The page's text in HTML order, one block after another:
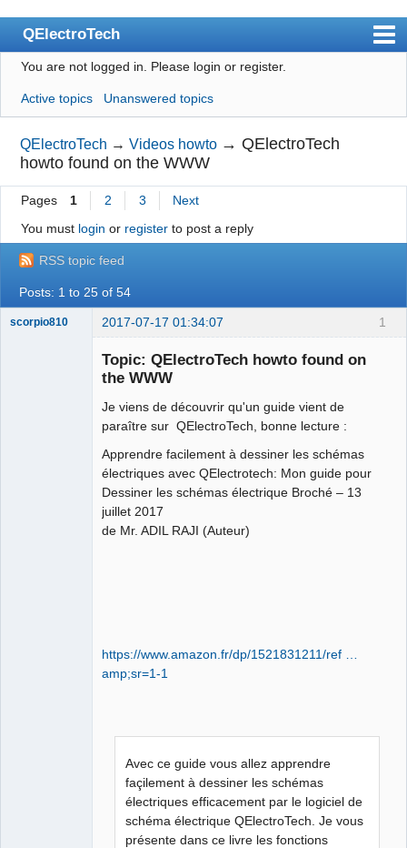
QElectroTech
Index
User list
Search
Register
Login
Site officiel
Wiki
BugTracker
Manual 0.8_cs
Google_Search
You are not logged in. Please login or register.
Active topics Unanswered topics
QElectroTech →Videos howto →QElectroTech
howto found on the WWW
Pages 1 2 3
Next
You must login or registerto post a reply
RSS topic feed
Posts: 1 to 25 of 54
1
scorpio810 2017-07-17 01:34:07
Topic: QElectroTech howto found on
the WWW
Je viens de découvrir qu'un guide vient de
paraître sur QElectroTech, bonne lecture :
Apprendre facilement à dessiner les schémas
électriques avec QElectrotech: Mon guide pour
Dessiner les schémas électrique Broché – 13
juillet 2017
de Mr. ADIL RAJI (Auteur)
https://www.amazon.fr/dp/1521831211/ref …
amp;sr=1-1
Avec ce guide vous allez apprendre
façilement à dessiner les schémas
électriques efficacement par le logiciel de
schéma électrique QElectroTech. Je vous
présente dans ce livre les fonctions